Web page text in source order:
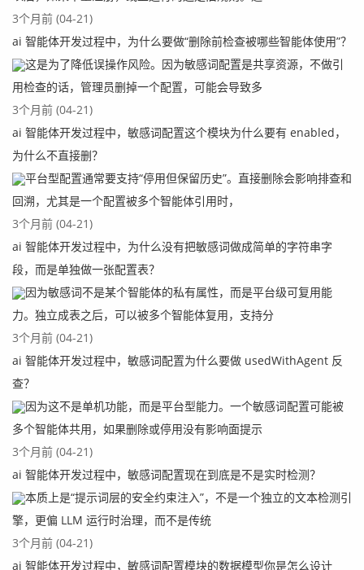
3个月前 (04-21)
ai 智能体开发过程中，为什么要做“删除前检查被哪些智能体使用”？
这是为了降低误操作风险。因为敏感词配置是共享资源，不做引
用检查的话，管理员删掉一个配置，可能会导致多
3个月前 (04-21)
ai 智能体开发过程中，敏感词配置这个模块为什么要有 enabled，
为什么不直接删？
平台型配置通常要支持“停用但保留历史”。直接删除会影响排查和
回溯，尤其是一个配置被多个智能体引用时，
3个月前 (04-21)
ai 智能体开发过程中，为什么没有把敏感词做成简单的字符串字
段，而是单独做一张配置表？
因为敏感词不是某个智能体的私有属性，而是平台级可复用能
力。独立成表之后，可以被多个智能体复用，支持分
3个月前 (04-21)
ai 智能体开发过程中，敏感词配置为什么要做 usedWithAgent 反
查？
因为这不是单机功能，而是平台型能力。一个敏感词配置可能被
多个智能体共用，如果删除或停用没有影响面提示
3个月前 (04-21)
ai 智能体开发过程中，敏感词配置现在到底是不是实时检测？
本质上是“提示词层的安全约束注入”，不是一个独立的文本检测引
擎，更偏 LLM 运行时治理，而不是传统
3个月前 (04-21)
ai 智能体开发过程中，敏感词配置模块的数据模型你是怎么设计